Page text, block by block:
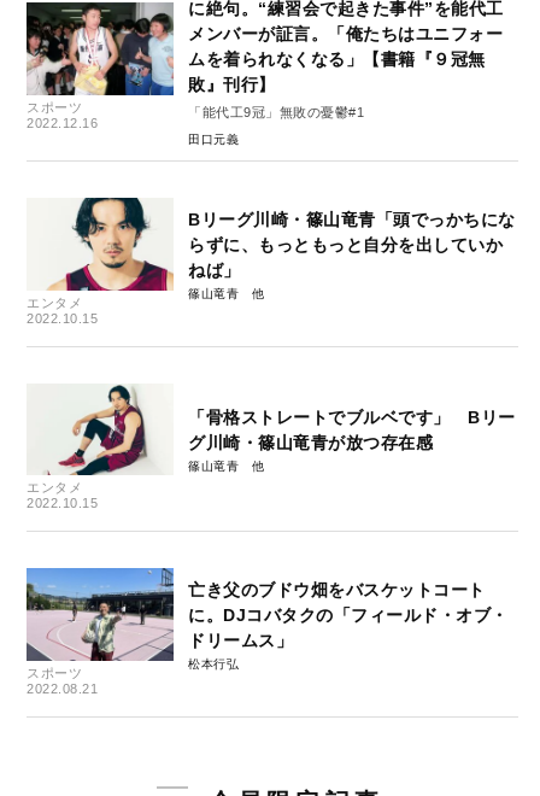
スポーツ
2022.12.16
に絶句。“練習会で起きた事件”を能代工
メンバーが証言。「俺たちはユニフォー
ムを着られなくなる」【書籍『９冠無
敗』刊行】
「能代工9冠」無敗の憂鬱#1
田口元義
エンタメ
2022.10.15
Bリーグ川崎・篠山竜青「頭でっかちにな
らずに、もっともっと自分を出していか
ねば」
篠山竜青
エンタメ
2022.10.15
「骨格ストレートでブルベです」 Bリー
グ川崎・篠山竜青が放つ存在感
篠山竜青
スポーツ
2022.08.21
亡き父のブドウ畑をバスケットコート
に。DJコバタクの「フィールド・オブ・
ドリームス」
松本行弘